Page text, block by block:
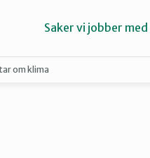
Saker vi jobber med
om klima